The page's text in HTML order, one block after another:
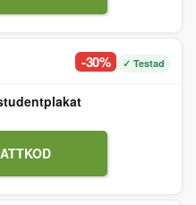
-30% ✓ Testad